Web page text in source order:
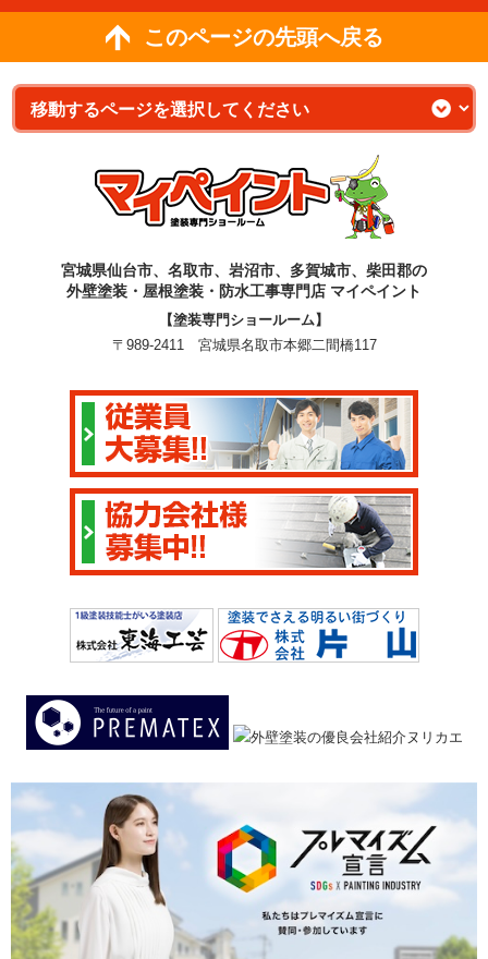
このページの先頭へ戻る
宮城県仙台市、名取市、岩沼市、多賀城市、柴田郡の
外壁塗装・屋根塗装・防水工事専門店 マイペイント
【塗装専門ショールーム】
〒989-2411 宮城県名取市本郷二間橋117